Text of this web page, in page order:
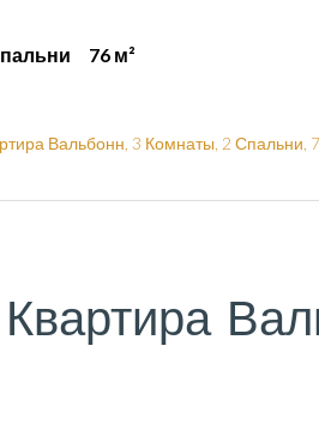
76 м²
Вальбонн, 3 Комнаты, 2 Спальни,